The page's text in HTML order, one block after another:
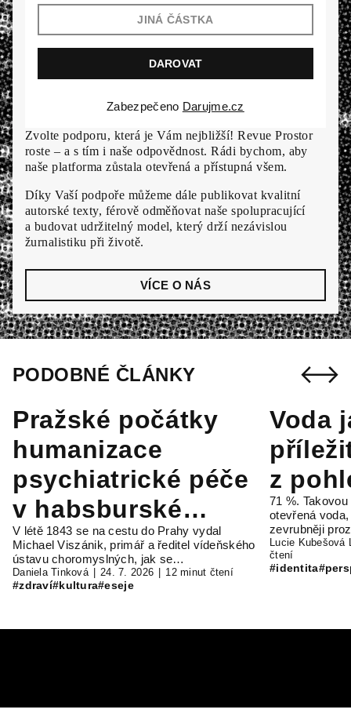
Zvolte podporu, která je Vám nejbližší! Revue Prostor
roste – a s tím i naše odpovědnost. Rádi bychom, aby
naše platforma zůstala otevřená a přístupná všem.
Díky Vaší podpoře můžeme dále publikovat kvalitní
autorské texty, férově odměňovat naše spolupracující
a budovat udržitelný model, který drží nezávislou
žurnalistiku při životě.
VÍCE O NÁS
Zabezpečeno Darujme.cz
PODOBNÉ ČLÁNKY
Pražské počátky
humanizace
psychiatrické péče
v habsburské
monarchii
V létě 1843 se na cestu do Prahy vydal
Michael Viszánik, primář a ředitel vídeňského
ústavu choromyslných, jak se…
Daniela Tinková 24. 7. 2026 12 minut čtení
#zdraví#kultura#eseje
Voda
z
71 %.
otevřená
zevrubněji
Lucie Kubešová
čtení
#identita